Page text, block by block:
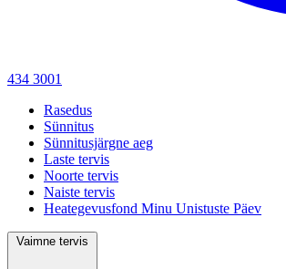
434 3001
Rasedus
Sünnitus
Sünnitusjärgne aeg
Laste tervis
Noorte tervis
Naiste tervis
Heategevusfond Minu Unistuste Päev
Vaimne tervis